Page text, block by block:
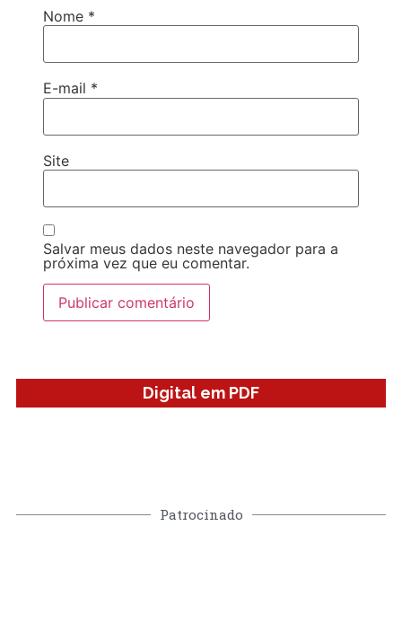
Nome *
E-mail *
Site
Salvar meus dados neste navegador para a
próxima vez que eu comentar.
Digital em PDF
Patrocinado